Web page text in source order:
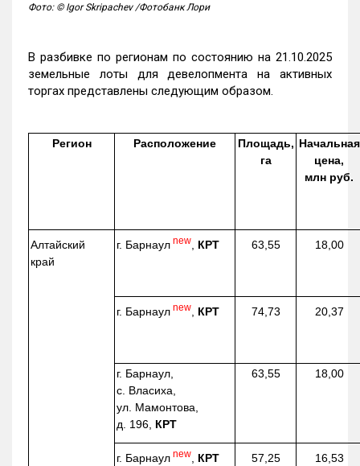
Фото: © Igor Skripachev /Фотобанк Лори
В разбивке по регионам по состоянию на 21.10.2025
земельные лоты для девелопмента на активных
торгах представлены следующим образом.
Регион Расположение
Площадь,
га
Начальная
цена,
млн руб.
Алтайский
край
г. Барнаул new КРТ 63,55 18,00
г. Барнаул new КРТ 74,73 20,37
г. Барнаул,
с. Власиха,
ул. Мамонтова,
д. 196, КРТ
63,55 18,00
г. Барнаул new КРТ 57,25 16,53